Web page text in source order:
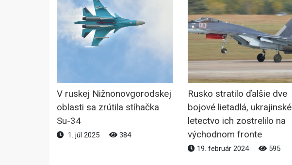
V ruskej Nižnonovgorodskej
oblasti sa zrútila stíhačka
Su-34
1. júl 2025 384
Rusko stratilo ďalšie dve
bojové lietadlá, ukrajinské
letectvo ich zostrelilo na
východnom fronte
19. február 2024 595